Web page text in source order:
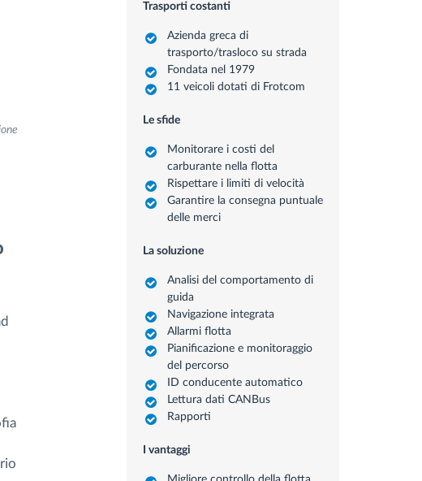
Trasporti costanti
Azienda greca di
trasporto/trasloco su strada
Fondata nel 1979
11 veicoli dotati di Frotcom
Le sfide
Monitorare i costi del
carburante nella flotta
Rispettare i limiti di velocità
Garantire la consegna puntuale
delle merci
La soluzione
Analisi del comportamento di
guida
Navigazione integrata
Allarmi flotta
Pianificazione e monitoraggio
del percorso
ID conducente automatico
Lettura dati CANBus
Rapporti
I vantaggi